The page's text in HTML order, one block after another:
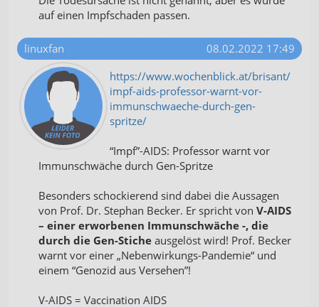
auf einen Impfschaden passen.
linuxfan
08.02.2022 17:49
https://www.wochenblick.at/brisant/
impf-aids-professor-warnt-vor-
immunschwaeche-durch-gen-
spritze/
“Impf”-AIDS: Professor warnt vor
Immunschwäche durch Gen-Spritze
Besonders schockierend sind dabei die Aussagen
von Prof. Dr. Stephan Becker. Er spricht von V-AIDS
– einer erworbenen Immunschwäche -, die
durch die Gen-Stiche ausgelöst wird! Prof. Becker
warnt vor einer „Nebenwirkungs-Pandemie“ und
einem “Genozid aus Versehen”!
V-AIDS = Vaccination AIDS